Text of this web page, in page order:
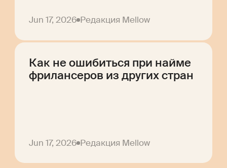
Jun 17, 2026 Редакция Mellow
Как не ошибиться при найме
фрилансеров из других стран
Jun 17, 2026 Редакция Mellow